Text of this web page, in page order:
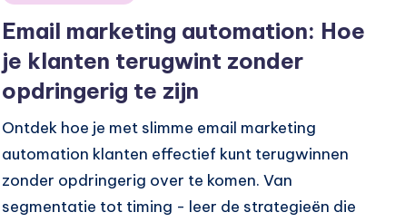
Email marketing automation: Hoe
je klanten terugwint zonder
opdringerig te zijn
Ontdek hoe je met slimme email marketing
automation klanten effectief kunt terugwinnen
zonder opdringerig over te komen. Van
segmentatie tot timing - leer de strategieën die